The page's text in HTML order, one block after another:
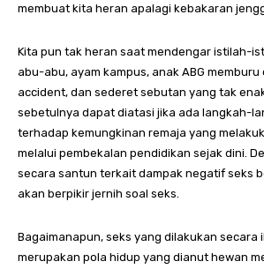
membuat kita heran apalagi kebakaran
Kita pun tak heran saat mendengar istilah-
abu-abu, ayam kampus, anak ABG
accident, dan sederet sebutan yang tak
sebetulnya dapat diatasi jika ada langkah-
terhadap kemungkinan remaja yang
melalui pembekalan pendidikan sejak dini.
secara santun terkait dampak negatif seks
akan berpikir jernih soal seks.
Bagaimanapun, seks yang dilakukan secara
merupakan pola hidup yang dianut hewan